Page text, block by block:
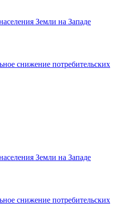
Земли на Западе
снижение потребительских
Земли на Западе
снижение потребительских